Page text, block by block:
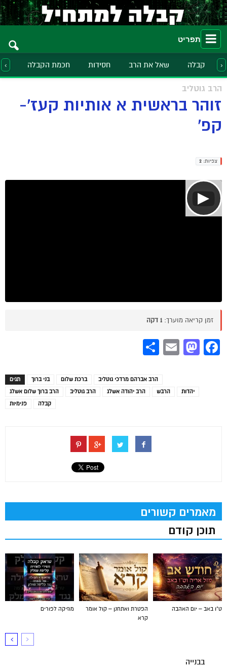
תפריט
קבלה שאל את הרב חסידות חכמת הקבלה ›
‹
הרב גוטליב
זוהר בראשית א אותיות קעז'-
קפ'
צפיות: 2
▶
זמן קריאה מוערך: 1 דקה
Facebook
Mastodon
Email
תגים בני ברוך ברכת שלום
הרב אברהם מרדכי גוטליב
הרב ברוך שלום אשלג
הרב גוטליב הרב יהודה אשלג הרבש
יהדות
פנימיות
קבלה
מאמרים קשורים
תוכן קודם
מוזיקה לפורים
הפטרת ואתחנן – קול אומר
קרא
ט"ו באב – יום האהבה
בבנייה